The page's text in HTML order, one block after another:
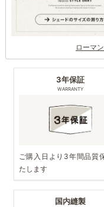
ローマ
3年保証
WARRANTY
ご購入日より3年間品質
たします
国内縫製